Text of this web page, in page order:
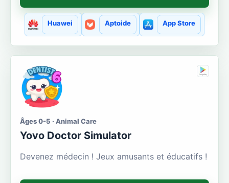
Huawei Aptoide App Store
Âges 0-5 · Animal Care
Yovo Doctor Simulator
Devenez médecin ! Jeux amusants et éducatifs !